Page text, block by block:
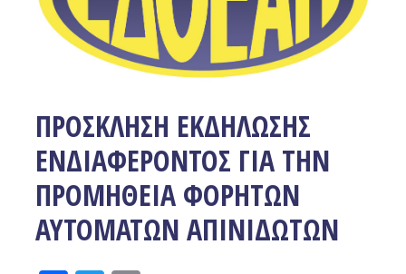
ΠΡΟΣΚΛΗΣΗ ΕΚΔΗΛΩΣΗΣ
ΕΝΔΙΑΦΕΡΟΝΤΟΣ ΓΙΑ ΤΗΝ
ΠΡΟΜΗΘΕΙΑ ΦΟΡΗΤΩΝ
ΑΥΤΟΜΑΤΩΝ ΑΠΙΝΙΔΩΤΩΝ